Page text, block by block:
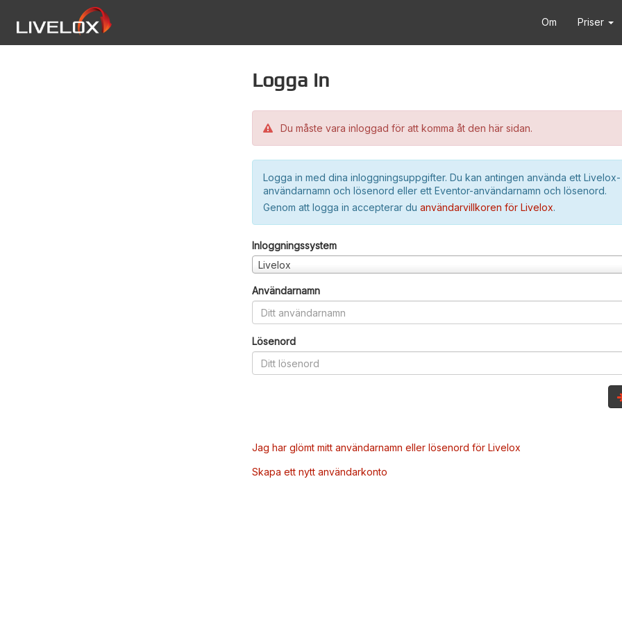
Om Priser
Logga in
Du måste vara inloggad för att komma åt den här sidan.
Logga in med dina inloggningsuppgifter. Du kan antingen använda ett Livelox-
användarnamn och lösenord eller ett Eventor-användarnamn och lösenord.
Genom att logga in accepterar du användarvillkoren för Livelox.
Inloggningssystem
Livelox
Användarnamn
Lösenord
Jag har glömt mitt användarnamn eller lösenord för Livelox
Skapa ett nytt användarkonto